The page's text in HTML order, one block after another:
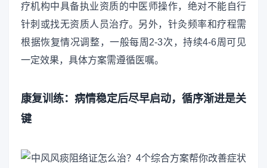
疗机构中具备执业资质的中医师操作，绝对不能自行
针刺或找无资质人员治疗。另外，针灸频率和疗程需
根据恢复情况调整，一般每周2-3次，持续4-6周可见
一定效果，具体方案需遵循医嘱。
康复训练：病情稳定后尽早启动，循序渐进是关
键